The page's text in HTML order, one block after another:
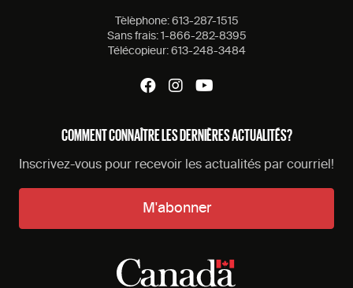
Tèlèphone: 613-287-1515
Sans frais: 1-866-282-8395
Télécopieur: 613-248-3484
COMMENT CONNAÎTRE LES DERNIÈRES ACTUALITÉS?
Inscrivez-vous pour recevoir les actualités par courriel!
M'abonner